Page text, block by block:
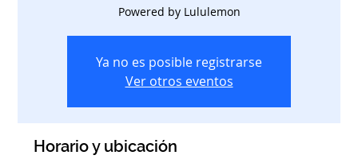
Powered by Lululemon
Ya no es posible registrarse
Ver otros eventos
Horario y ubicación